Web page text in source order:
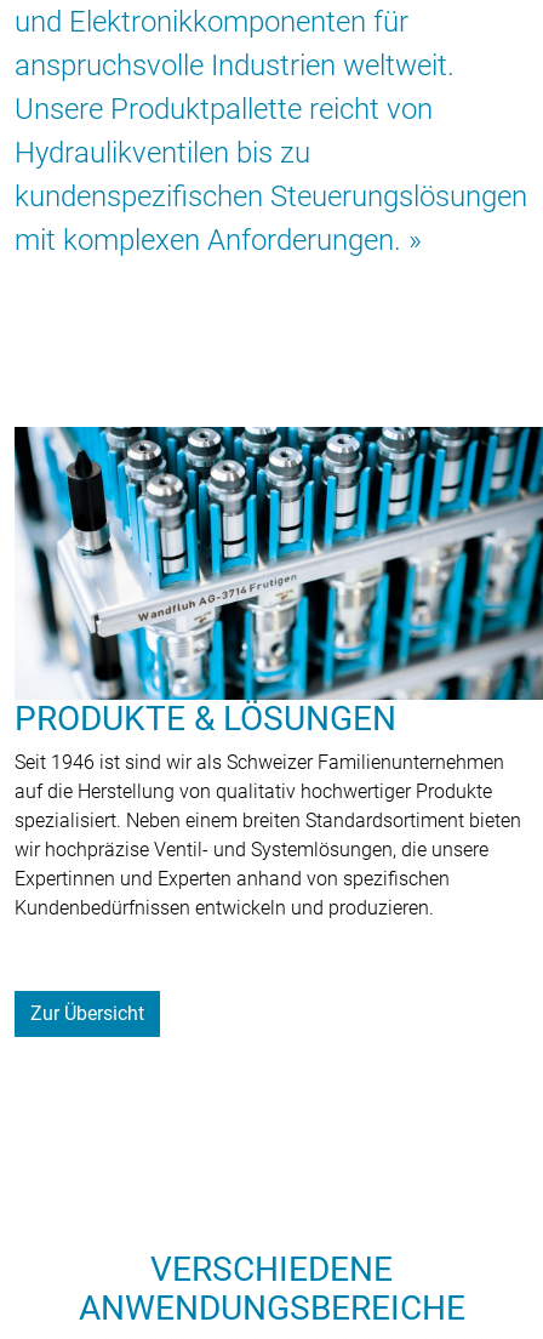
und Elektronikkomponenten für
anspruchsvolle Industrien weltweit.
Unsere Produktpallette reicht von
Hydraulikventilen bis zu
kundenspezifischen Steuerungslösungen
mit komplexen Anforderungen.
PRODUKTE & LÖSUNGEN
Seit 1946 ist sind wir als Schweizer Familienunternehmen
auf die Herstellung von qualitativ hochwertiger Produkte
spezialisiert. Neben einem breiten Standardsortiment bieten
wir hochpräzise Ventil- und Systemlösungen, die unsere
Expertinnen und Experten anhand von spezifischen
Kundenbedürfnissen entwickeln und produzieren.
Zur Übersicht
VERSCHIEDENE
ANWENDUNGSBEREICHE